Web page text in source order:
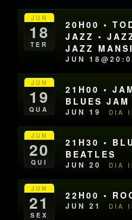
JUN
18
TER
20H00 •
JAZZ •
JAZZ
JUN
JUN
19
QUA
21H00 •
BLUES JAM
JUN 19 DIA
JUN
20
QUI
21H30 •
BEATLES
JUN 20 DIA
JUN
21
SEX
22H00 •
JUN 21 DIA